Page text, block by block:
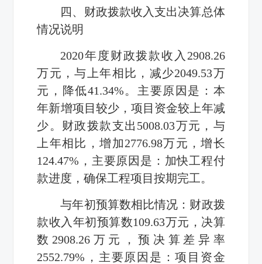
四、财政拨款收入支出决算总体
情况说明
2020年度财政拨款收入2908.26
万元，与上年相比，减少2049.53万
元，降低41.34%。主要原因是：本
年新增项目较少，项目资金较上年减
少。财政拨款支出5008.03万元，与
上年相比，增加2776.98万元，增长
124.47%，主要原因是：加快工程付
款进度，确保工程项目按期完工。
与年初预算数相比情况：财政拨
款收入年初预算数109.63万元，决算
数2908.26万元，预决算差异率
2552.79%，主要原因是：项目资金